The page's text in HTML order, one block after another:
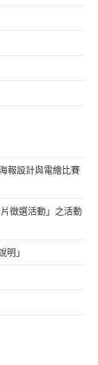
報設計與電繪比賽
徵選活動」之活動
」